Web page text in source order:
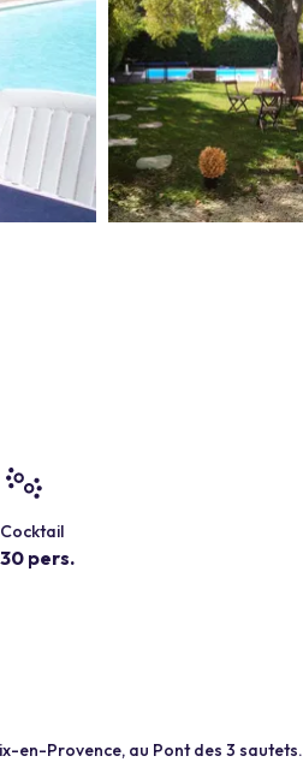
Cocktail
30 pers.
en-Provence, au Pont des 3 sautets.